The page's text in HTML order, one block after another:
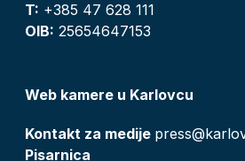
T: +385 47 628 111
OIB: 25654647153
Web kamere u Karlovcu
Kontakt za medije
Pisarnica